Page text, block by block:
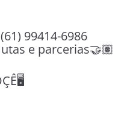
99414-6986
e parcerias🤝🏽